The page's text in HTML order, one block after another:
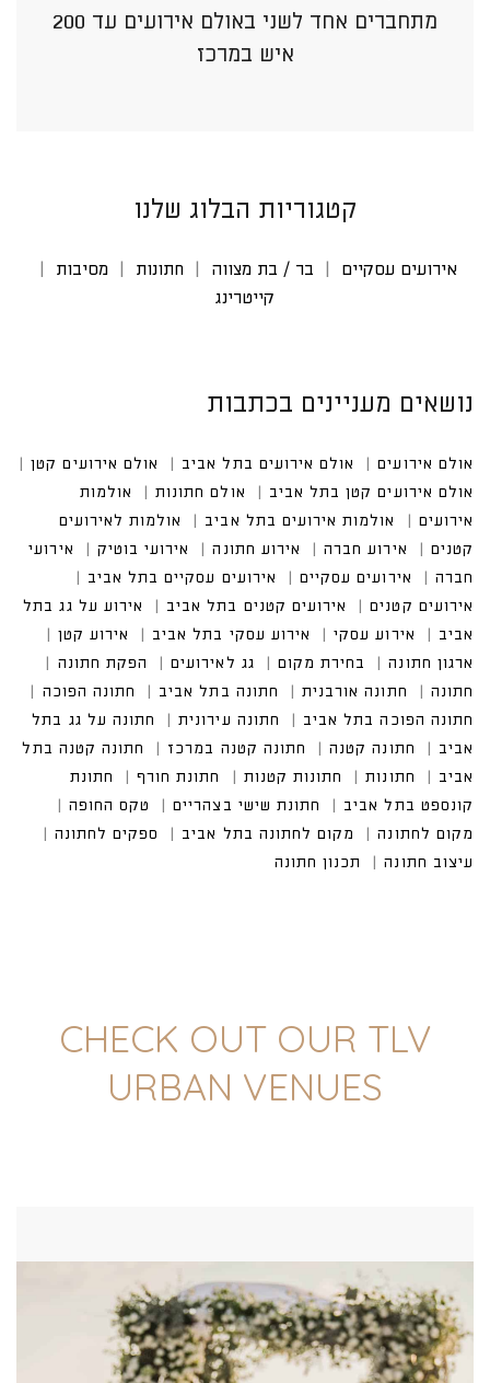
מתחברים אחד לשני באולם אירועים עד 200
איש במרכז
קטגוריות הבלוג שלנו
אירועים עסקיים בר / בת מצווה חתונות
מסיבות
קייטרינג
נושאים מעניינים בכתבות
אולם אירועים אולם אירועים בתל אביב
אולם אירועים קטן
אולם אירועים קטן בתל אביב
אולם חתונות
אולמות אירו
עים
אולמות אירועים בתל אביב
אולמות לאירועים קטנים
אירוע חברה
אירוע חתונה
אירועי בוטיק
אירועים עסקיים
אירועים עסקיים בתל אביב
אירועים קטנים בתל אביב
אירוע על גג בתל אביב
אירוע עסקי בתל אביב
CHECK OUT OUR TLV
URBAN VENUES